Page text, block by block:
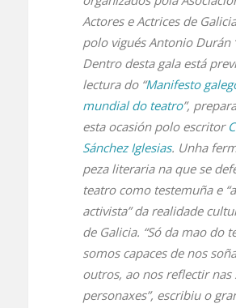
Actores e Actrices de
polo vigués Antonio Durán
Dentro desta gala está
lectura do “Manifesto
mundial do teatro”,
esta ocasión polo escritor
Sánchez Iglesias. Unha
peza literaria na que se
teatro como testemuña e
activista” da realidade
de Galicia. “Só da mao do
somos capaces de nos
outros, ao nos reflectir nas
personaxes”, escribiu o